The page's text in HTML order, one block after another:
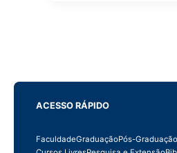
ACESSO RÁPIDO
FaculdadeGraduaçãoPós-Graduação